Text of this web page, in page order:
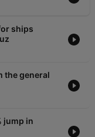
ships
the general
jump in